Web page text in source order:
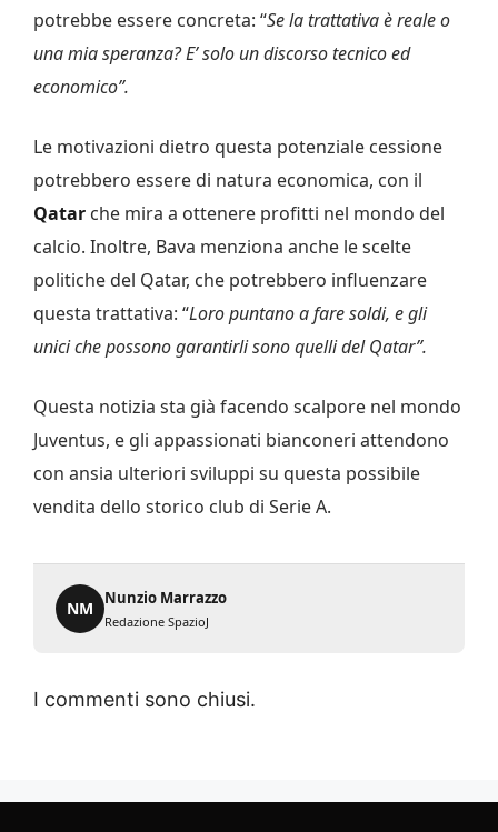
potrebbe essere concreta: “Se la trattativa è reale o
una mia speranza? E’ solo un discorso tecnico ed
economico”.
Le motivazioni dietro questa potenziale cessione
potrebbero essere di natura economica, con il
Qatar che mira a ottenere profitti nel mondo del
calcio. Inoltre, Bava menziona anche le scelte
politiche del Qatar, che potrebbero influenzare
questa trattativa: “Loro puntano a fare soldi, e gli
unici che possono garantirli sono quelli del Qatar”.
Questa notizia sta già facendo scalpore nel mondo
Juventus, e gli appassionati bianconeri attendono
con ansia ulteriori sviluppi su questa possibile
vendita dello storico club di Serie A.
NM
Nunzio Marrazzo
Redazione SpazioJ
I commenti sono chiusi.